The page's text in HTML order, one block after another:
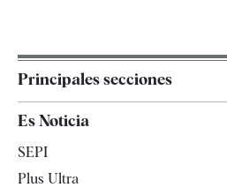
Principales secciones
España
Es Noticia
SEPI
Plus Ultra